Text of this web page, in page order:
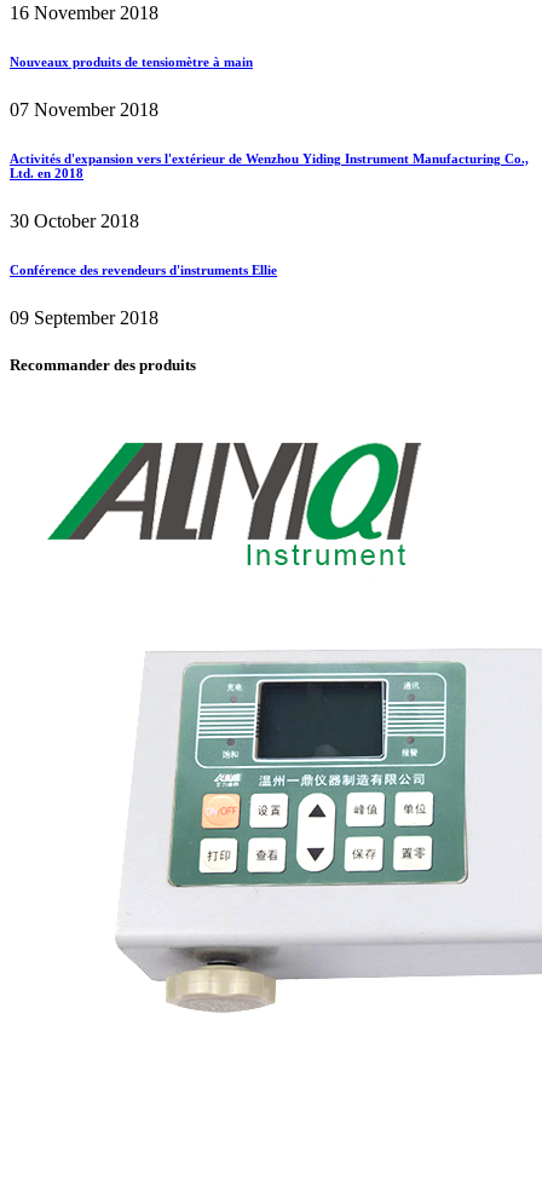
16 November 2018
Nouveaux produits de tensiomètre à main
07 November 2018
Activités d'expansion vers l'extérieur de Wenzhou Yiding Instrument Manufacturing Co.,
Ltd. en 2018
30 October 2018
Conférence des revendeurs d'instruments Ellie
09 September 2018
Recommander des produits